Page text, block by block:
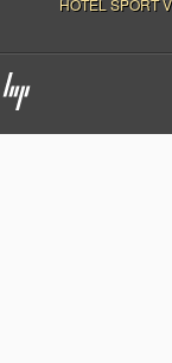
HOTEL SPORT